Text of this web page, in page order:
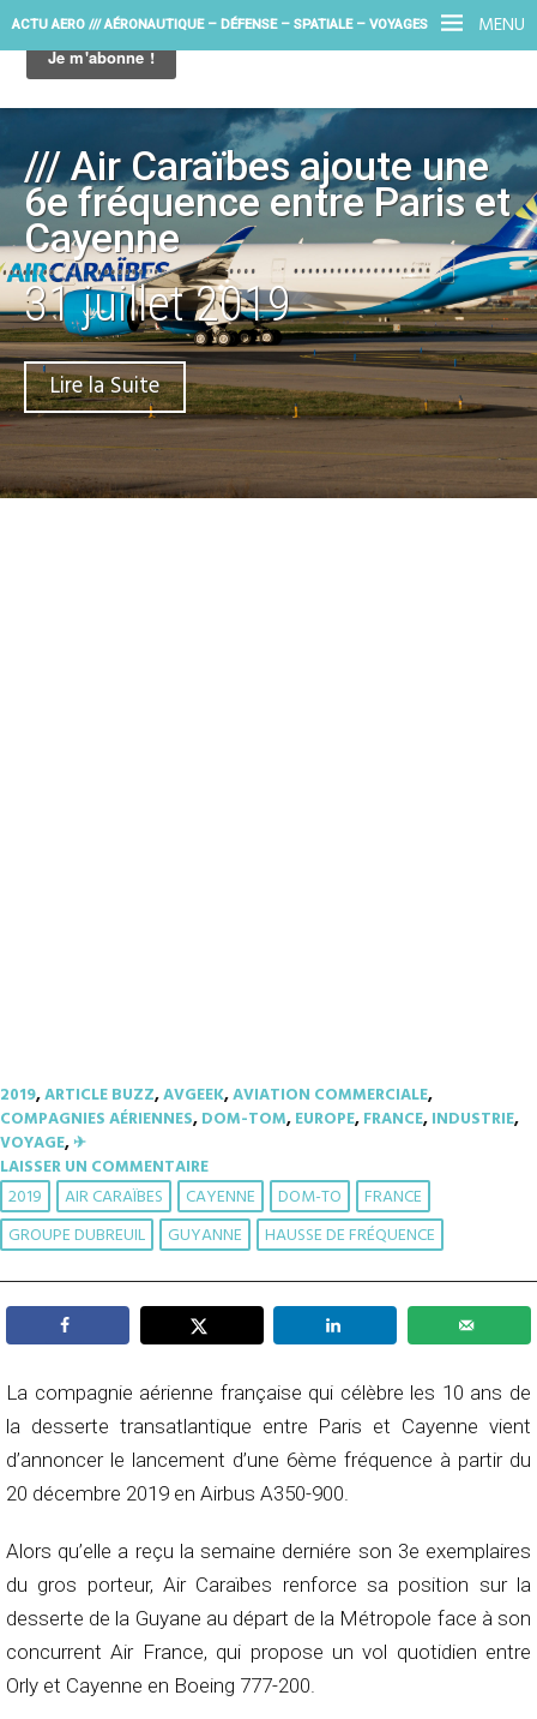
MENU
ACTU AERO /// AÉRONAUTIQUE – DÉFENSE – SPATIALE – VOYAGES
/// Air Caraïbes ajoute une
6e fréquence entre Paris et
Cayenne
31 juillet 2019
Lire la Suite
2019,ARTICLE BUZZ,AVGEEK,AVIATION COMMERCIALE,
COMPAGNIES AÉRIENNES,DOM-TOM,EUROPE,FRANCE,INDUSTRIE,
VOYAGE,✈︎
LAISSER UN COMMENTAIRE
2019 AIR CARAÏBES CAYENNE DOM-TO
FRANCE
GROUPE DUBREUIL
GUYANNE HAUSSE DE FRÉQUENCE
La compagnie aérienne française qui célèbre les 10 ans de
la desserte transatlantique entre Paris et Cayenne vient
d’annoncer le lancement d’une 6ème fréquence à partir du
20 décembre 2019 en Airbus A350-900.
Alors qu’elle a reçu la semaine derniére son 3e exemplaires
du gros porteur, Air Caraïbes renforce sa position sur la
desserte de la Guyane au départ de la Métropole face à son
concurrent Air France, qui propose un vol quotidien entre
Orly et Cayenne en Boeing 777-200.